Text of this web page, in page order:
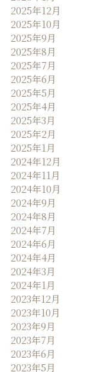
2025年12月
2025年10月
2025年9月
2025年8月
2025年7月
2025年6月
2025年5月
2025年4月
2025年3月
2025年2月
2025年1月
2024年12月
2024年11月
2024年10月
2024年9月
2024年8月
2024年7月
2024年6月
2024年4月
2024年3月
2024年1月
2023年12月
2023年10月
2023年9月
2023年7月
2023年6月
2023年5月